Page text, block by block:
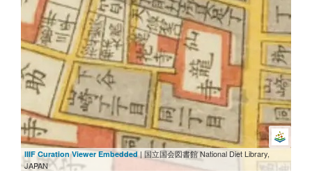
IIIF Curation Viewer Embedded | 国立国会図書館 National Diet Library,
JAPAN